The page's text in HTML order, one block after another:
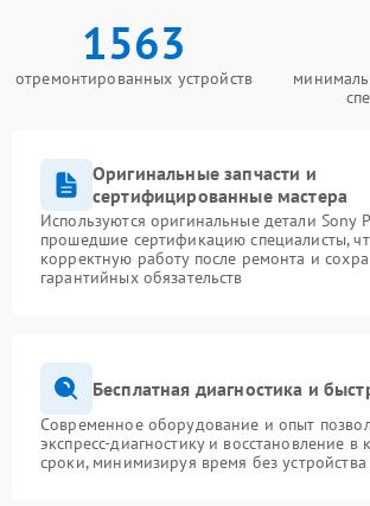
1563
отремонтированных устройств
Оригинальные запчасти и
сертифицированные мастера
Используются оригинальные детали Sony
прошедшие сертификацию специалисты,
корректную работу после ремонта и
гарантийных обязательств
Бесплатная диагностика и
Современное оборудование и опыт
экспресс-диагностику и восстановление в
сроки, минимизируя время без устройства